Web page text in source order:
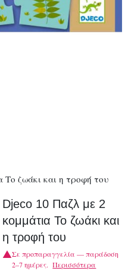
ζωάκι και η τροφή του
Djeco 10 Παζλ με 2
κομμάτια Το ζωάκι και
η τροφή του
Σε προπαραγγελία — παράδοση
2–7 ημέρες. Περισσότερα